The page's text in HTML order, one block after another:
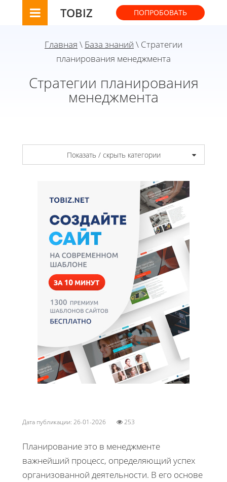
TOBIZ ПОПРОБОВАТЬ
Главная \ База знаний \ Стратегии
планирования менеджмента
Стратегии планирования
менеджмента
Показать / скрыть категории
Дата публикации: 26-01-2026 253
Планирование это в менеджменте
важнейший процесс, определяющий успех
организованной деятельности. В его основе